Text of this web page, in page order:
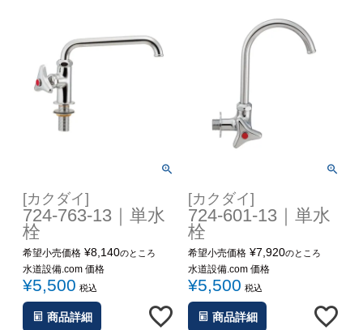
[カクダイ]
724-763-13｜単水
栓
希望小売価格 ¥8,140のところ
水道設備.com 価格
¥5,500 税込
商品詳細
[カクダイ]
724-601-13｜単水
栓
希望小売価格 ¥7,920のところ
水道設備.com 価格
¥5,500 税込
商品詳細